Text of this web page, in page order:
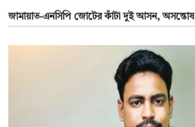
জামায়াত-এনসিপি জোটের কাঁটা দুই আসন, অসন্তোষ